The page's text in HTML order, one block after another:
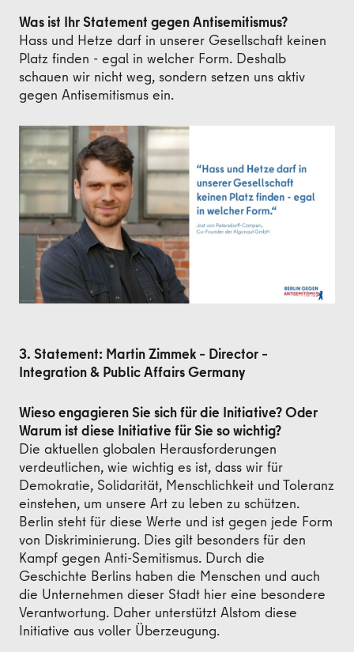
Was ist Ihr Statement gegen Antisemitismus?
Hass und Hetze darf in unserer Gesellschaft keinen
Platz finden - egal in welcher Form. Deshalb
schauen wir nicht weg, sondern setzen uns aktiv
gegen Antisemitismus ein.
3. Statement: Martin Zimmek – Director –
Integration & Public Affairs Germany
Wieso engagieren Sie sich für die Initiative? Oder
Warum ist diese Initiative für Sie so wichtig?
Die aktuellen globalen Herausforderungen
verdeutlichen, wie wichtig es ist, dass wir für
Demokratie, Solidarität, Menschlichkeit und Toleranz
einstehen, um unsere Art zu leben zu schützen.
Berlin steht für diese Werte und ist gegen jede Form
von Diskriminierung. Dies gilt besonders für den
Kampf gegen Anti-Semitismus. Durch die
Geschichte Berlins haben die Menschen und auch
die Unternehmen dieser Stadt hier eine besondere
Verantwortung. Daher unterstützt Alstom diese
Initiative aus voller Überzeugung.